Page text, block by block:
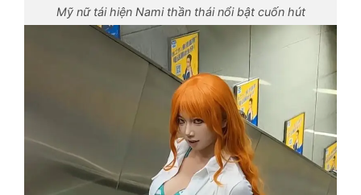
Mỹ nữ tái hiện Nami thần thái nổi bật cuốn hút